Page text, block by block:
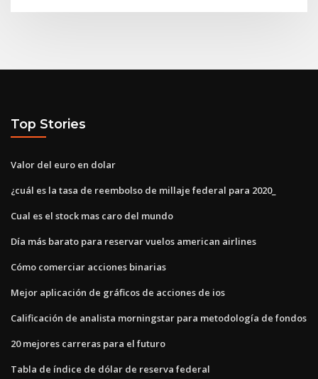
Top Stories
Valor del euro en dolar
¿cuál es la tasa de reembolso de millaje federal para 2020_
Cual es el stock mas caro del mundo
Día más barato para reservar vuelos american airlines
Cómo comerciar acciones binarias
Mejor aplicación de gráficos de acciones de ios
Calificación de analista morningstar para metodología de fondos
20 mejores carreras para el futuro
Tabla de índice de dólar de reserva federal